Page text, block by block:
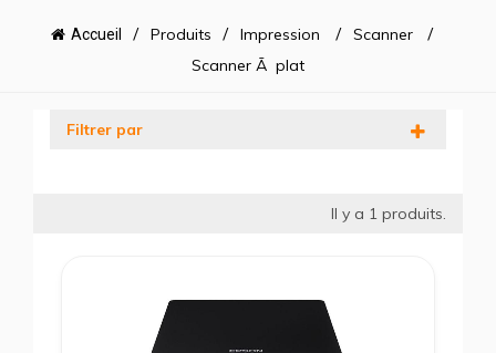
Accueil Produits Impression
Scanner
Scanner Ã plat
Filtrer par
Il y a 1 produits.